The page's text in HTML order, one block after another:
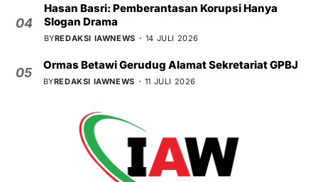
04
Hasan Basri: Pemberantasan Korupsi Hanya
Slogan Drama
BYREDAKSI IAWNEWS 14 JULI 2026
05
Ormas Betawi Gerudug Alamat Sekretariat GPBJ
BYREDAKSI IAWNEWS 11 JULI 2026